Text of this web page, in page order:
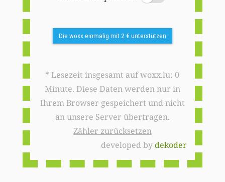
Die woxx einmalig mit 2 € unterstützen
* Lesezeit insgesamt auf woxx.lu: 0
Minute. Diese Daten werden nur in
Ihrem Browser gespeichert und nicht
an unsere Server übertragen.
Zähler zurücksetzen
developed bydekoder